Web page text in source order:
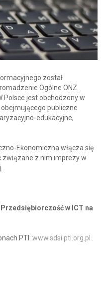
został
Ogólne ONZ.
Polsce jest obchodzony w
publiczne
edukacyjne,
Ekonomiczna włącza się
związane z nim imprezy w
Przedsiębiorczość w ICT na
PTI: www.sdsi.pti.org.pl